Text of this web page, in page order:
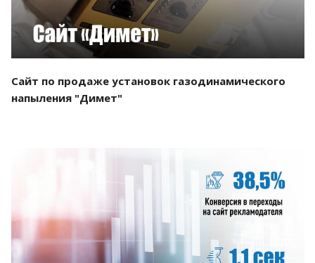
Сайт по продаже установок газодинамического
напыления "Димет"